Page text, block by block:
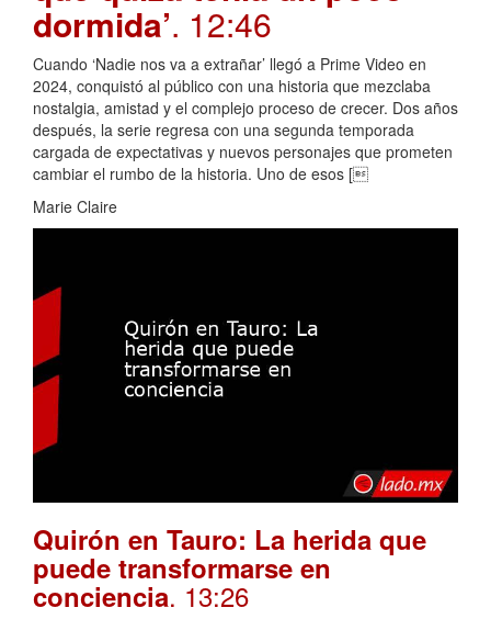
dormida’. 12:46
Cuando ‘Nadie nos va a extrañar’ llegó a Prime Video en
2024, conquistó al público con una historia que mezclaba
nostalgia, amistad y el complejo proceso de crecer. Dos años
después, la serie regresa con una segunda temporada
cargada de expectativas y nuevos personajes que prometen
cambiar el rumbo de la historia. Uno de esos [
Marie Claire
Quirón en Tauro: La herida que
puede transformarse en
conciencia. 13:26